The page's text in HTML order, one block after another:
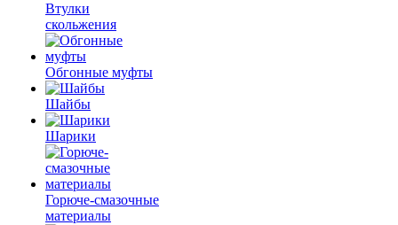
Втулки
скольжения
Обгонные муфты
Шайбы
Шарики
Горюче-смазочные
материалы